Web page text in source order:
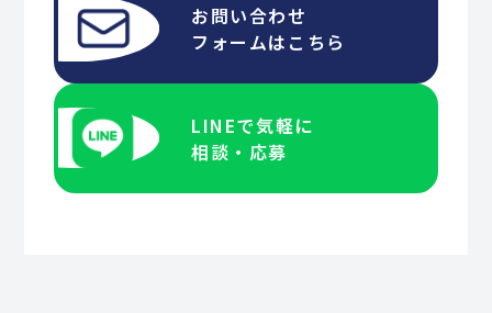
お問い合わせ
フォームはこちら
LINEで気軽に
相談・応募